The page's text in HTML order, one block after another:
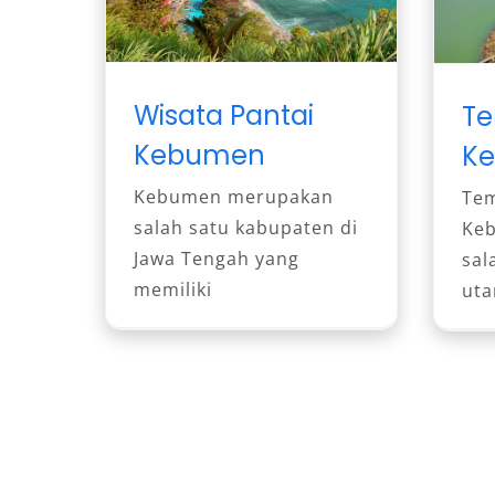
Wisata Pantai
Kebumen
Kebumen merupakan
salah satu kabupaten di
Jawa Tengah yang
memiliki